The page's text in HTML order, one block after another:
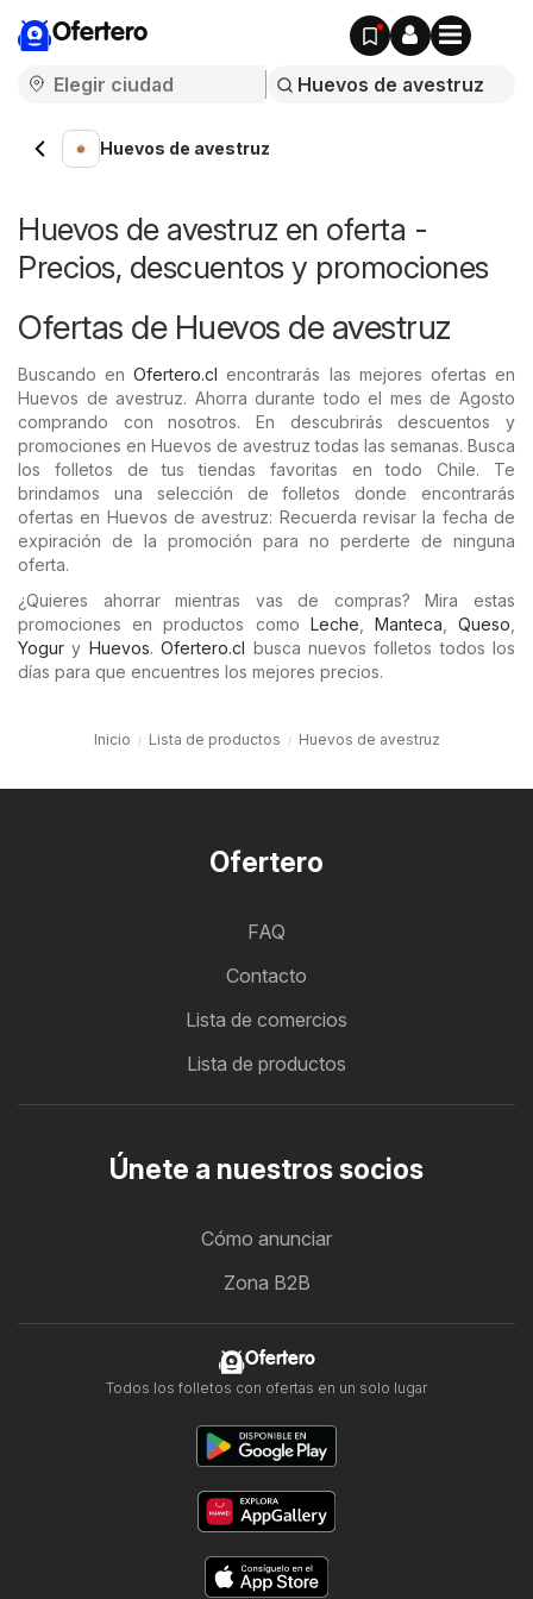
Ofertero
Huevos de avestruz
Huevos de avestruz en oferta -
Precios, descuentos y promociones
Ofertas de Huevos de avestruz
Buscando enOfertero.cl encontrarás las mejores ofertas en
Huevos de avestruz. Ahorra durante todo el mes de Agosto
comprando con nosotros. En descubrirás descuentos y
promociones en Huevos de avestruz todas las semanas. Busca
los folletos de tus tiendas favoritas en todo Chile. Te
brindamos una selección de folletos donde encontrarás
ofertas en Huevos de avestruz: Recuerda revisar la fecha de
expiración de la promoción para no perderte de ninguna
oferta.
¿Quieres ahorrar mientras vas de compras? Mira estas
promociones en productos como Leche Manteca ,Queso
Yogur y Huevos.Ofertero.cl busca nuevos folletos todos los
días para que encuentres los mejores precios.
Inicio Lista de productos Huevos de avestruz
Ofertero
FAQ
Contacto
Lista de comercios
Lista de productos
Únete a nuestros socios
Cómo anunciar
Zona B2B
Ofertero
Todos los folletos con ofertas en un solo lugar